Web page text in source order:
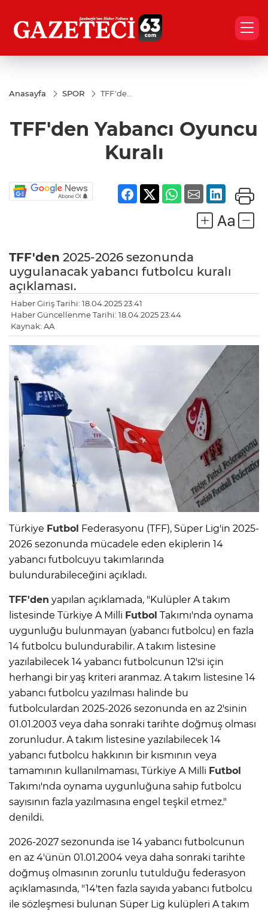
Anasayfa SPOR
TFF'den
Kuralı
TFF'den Yabancı Oyuncu
Kuralı
TFF'den 2025-2026 sezonunda
uygulanacak yabancı futbolcu kuralı
açıklaması.
Haber Giriş Tarihi: 18.04.2025 23:41
Haber Güncellenme Tarihi: 18.04.2025 23:44
Kaynak: AA
Türkiye Futbol Federasyonu (TFF), Süper Lig'in 2025-
2026 sezonunda mücadele eden ekiplerin 14
yabancı futbolcuyu takımlarında
bulundurabileceğini açıkladı.
TFF'den yapılan açıklamada, "Kulüpler A takım
listesinde Türkiye A Milli Futbol Takımı'nda oynama
uygunluğu bulunmayan (yabancı futbolcu) en fazla
14 futbolcu bulundurabilir. A takım listesine
yazılabilecek 14 yabancı futbolcunun 12'si için
herhangi bir yaş kriteri aranmaz. A takım listesine 14
yabancı futbolcu yazılması halinde bu
futbolculardan 2025-2026 sezonunda en az 2'sinin
01.01.2003 veya daha sonraki tarihte doğmuş olması
zorunludur. A takım listesine yazılabilecek 14
yabancı futbolcu hakkının bir kısmının veya
tamamının kullanılmaması, Türkiye A Milli Futbol
Takımı'nda oynama uygunluğuna sahip futbolcu
sayısının fazla yazılmasına engel teşkil etmez."
denildi.
2026-2027 sezonunda ise 14 yabancı futbolcunun
en az 4'ünün 01.01.2004 veya daha sonraki tarihte
doğmuş olmasının zorunlu tutulduğu federasyon
açıklamasında, "14'ten fazla sayıda yabancı futbolcu
ile sözleşmesi bulunan Süper Lig kulüpleri A takım